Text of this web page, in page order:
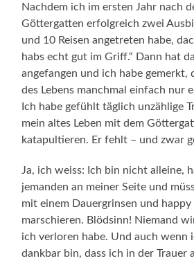
Nachdem ich im ersten Jahr nach
Göttergatten erfolgreich zwei
und 10 Reisen angetreten habe,
habs echt gut im Griff.“ Dann hat
angefangen und ich habe gemerkt,
des Lebens manchmal einfach nur
Ich habe gefühlt täglich unzählige
mein altes Leben mit dem
katapultieren. Er fehlt – und zwar
Ja, ich weiss: Ich bin nicht alleine,
jemanden an meiner Seite und
mit einem Dauergrinsen und
marschieren. Blödsinn! Niemand
ich verloren habe. Und auch wenn
dankbar bin, dass ich in der Trauer